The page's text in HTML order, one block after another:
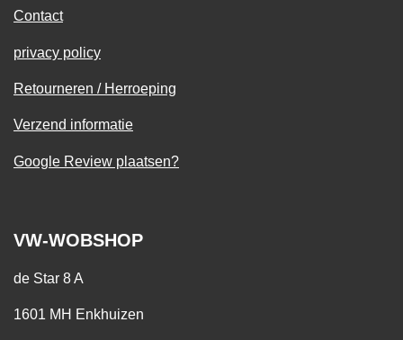
Contact
privacy policy
Retourneren / Herroeping
Verzend informatie
Google Review plaatsen?
VW-WOBSHOP
de Star 8 A
1601 MH Enkhuizen